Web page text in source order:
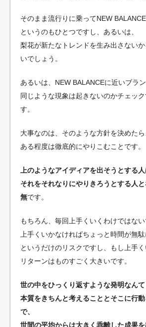
そのまま流行りに乗ってNEW
というのもひとつですし、あるいは、
梨花が新たなトレンドを生み出さない
いでしょう。
あるいは、NEW BALANCEに近いブラン
同じような現象は起きないのかチェッ
す。
大事なのは、そのような方針を決めたら
ある程度は徹底的にやりこむことです。
上のようなアイディアを出そうとする人
それをそれなりにやりきろうとする人
無です。
もちろん、毎回上手くいくわけではない
上手くいかなければちょっと時間が無
というだけのリスクですし、もし上手く
リターンはものすごく大きいです。
世の中をひっくり返すような発明なんて
本質をきちんと考えることとそこに行
で、
世間の平均からは大きく乖離した成果